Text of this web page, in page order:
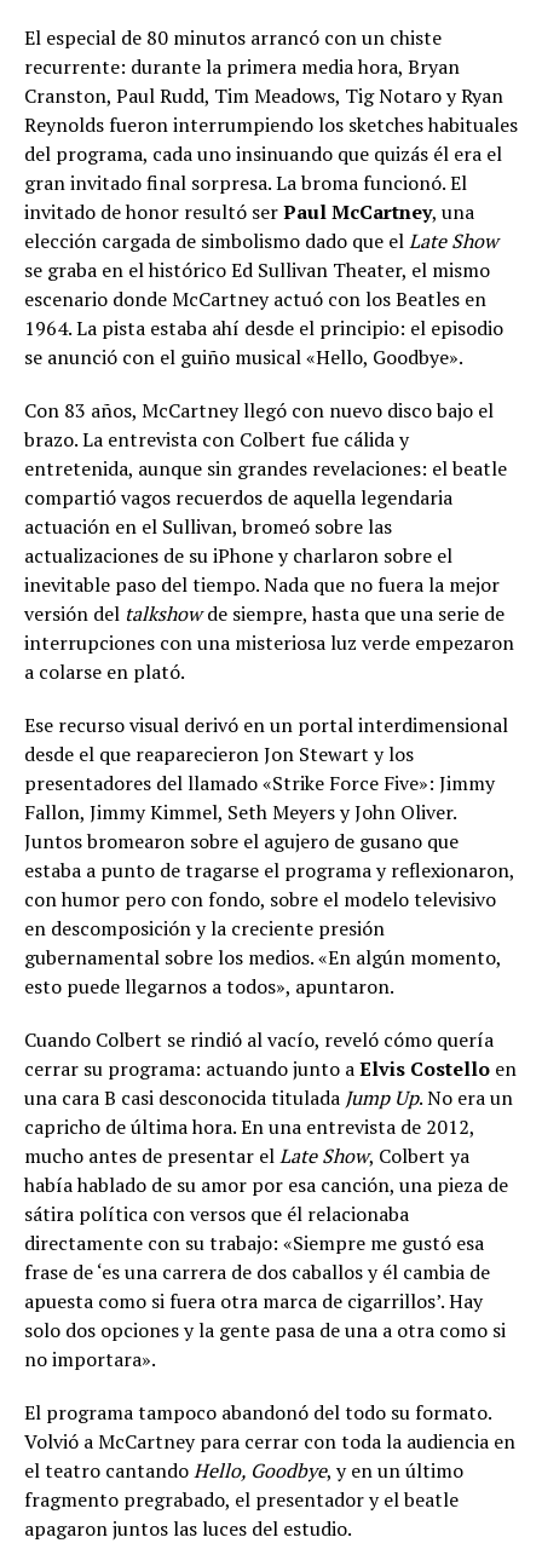
El especial de 80 minutos arrancó con un chiste
recurrente: durante la primera media hora, Bryan
Cranston, Paul Rudd, Tim Meadows, Tig Notaro y Ryan
Reynolds fueron interrumpiendo los sketches habituales
del programa, cada uno insinuando que quizás él era el
gran invitado final sorpresa. La broma funcionó. El
invitado de honor resultó serPaul McCartney, una
elección cargada de simbolismo dado que elLate Show
se graba en el histórico Ed Sullivan Theater, el mismo
escenario donde McCartney actuó con los Beatles en
1964. La pista estaba ahí desde el principio: el episodio
se anunció con el guiño musical «Hello, Goodbye».
Con 83 años, McCartney llegó con nuevo disco bajo el
brazo. La entrevista con Colbert fue cálida y
entretenida, aunque sin grandes revelaciones: el beatle
compartió vagos recuerdos de aquella legendaria
actuación en el Sullivan, bromeó sobre las
actualizaciones de su iPhone y charlaron sobre el
inevitable paso del tiempo. Nada que no fuera la mejor
versión del talkshowde siempre, hasta que una serie de
interrupciones con una misteriosa luz verde empezaron
a colarse en plató.
Ese recurso visual derivó en un portal interdimensional
desde el que reaparecieron Jon Stewart y los
presentadores del llamado «Strike Force Five»: Jimmy
Fallon, Jimmy Kimmel, Seth Meyers y John Oliver.
Juntos bromearon sobre el agujero de gusano que
estaba a punto de tragarse el programa y reflexionaron,
con humor pero con fondo, sobre el modelo televisivo
en descomposición y la creciente presión
gubernamental sobre los medios. «En algún momento,
esto puede llegarnos a todos», apuntaron.
Cuando Colbert se rindió al vacío, reveló cómo quería
cerrar su programa: actuando junto aElvis Costello en
una cara B casi desconocida titulada Jump Up. No era un
capricho de última hora. En una entrevista de 2012,
mucho antes de presentar elLate Show, Colbert ya
había hablado de su amor por esa canción, una pieza de
sátira política con versos que él relacionaba
directamente con su trabajo: «Siempre me gustó esa
frase de ‘es una carrera de dos caballos y él cambia de
apuesta como si fuera otra marca de cigarrillos’. Hay
solo dos opciones y la gente pasa de una a otra como si
no importara».
El programa tampoco abandonó del todo su formato.
Volvió a McCartney para cerrar con toda la audiencia en
el teatro cantandoHello, Goodbye, y en un último
fragmento pregrabado, el presentador y el beatle
apagaron juntos las luces del estudio.